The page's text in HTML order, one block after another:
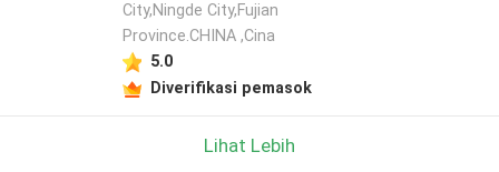
City,Ningde City,Fujian
Province.CHINA ,Cina
5.0
Diverifikasi pemasok
Lihat Lebih